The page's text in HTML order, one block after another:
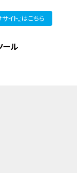
イト』はこちら
ール